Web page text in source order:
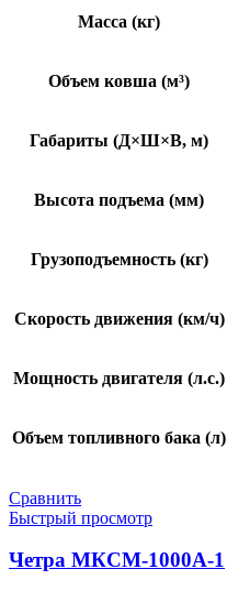
Масса (кг)
Объем ковша (м³)
Габариты (Д×Ш×В, м)
Высота подъема (мм)
Грузоподъемность (кг)
Скорость движения (км/ч)
Мощность двигателя (л.с.)
Объем топливного бака (л)
Сравнить
Быстрый просмотр
Четра МКСМ-1000А-1